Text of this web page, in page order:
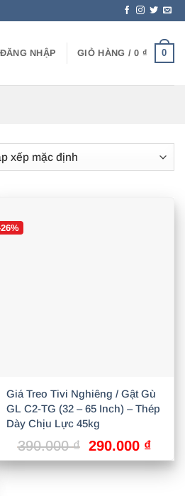
ĐĂNG NHẬP GIỎ HÀNG /0 ₫ 0
Giá Treo Tivi Nghiêng / Gật Gù
GL C2-TG (32 – 65 Inch) – Thép
Dày Chịu Lực 45kg
390.000₫
Giá
gốc
là:
290.000 ₫Giá
hiện
tại